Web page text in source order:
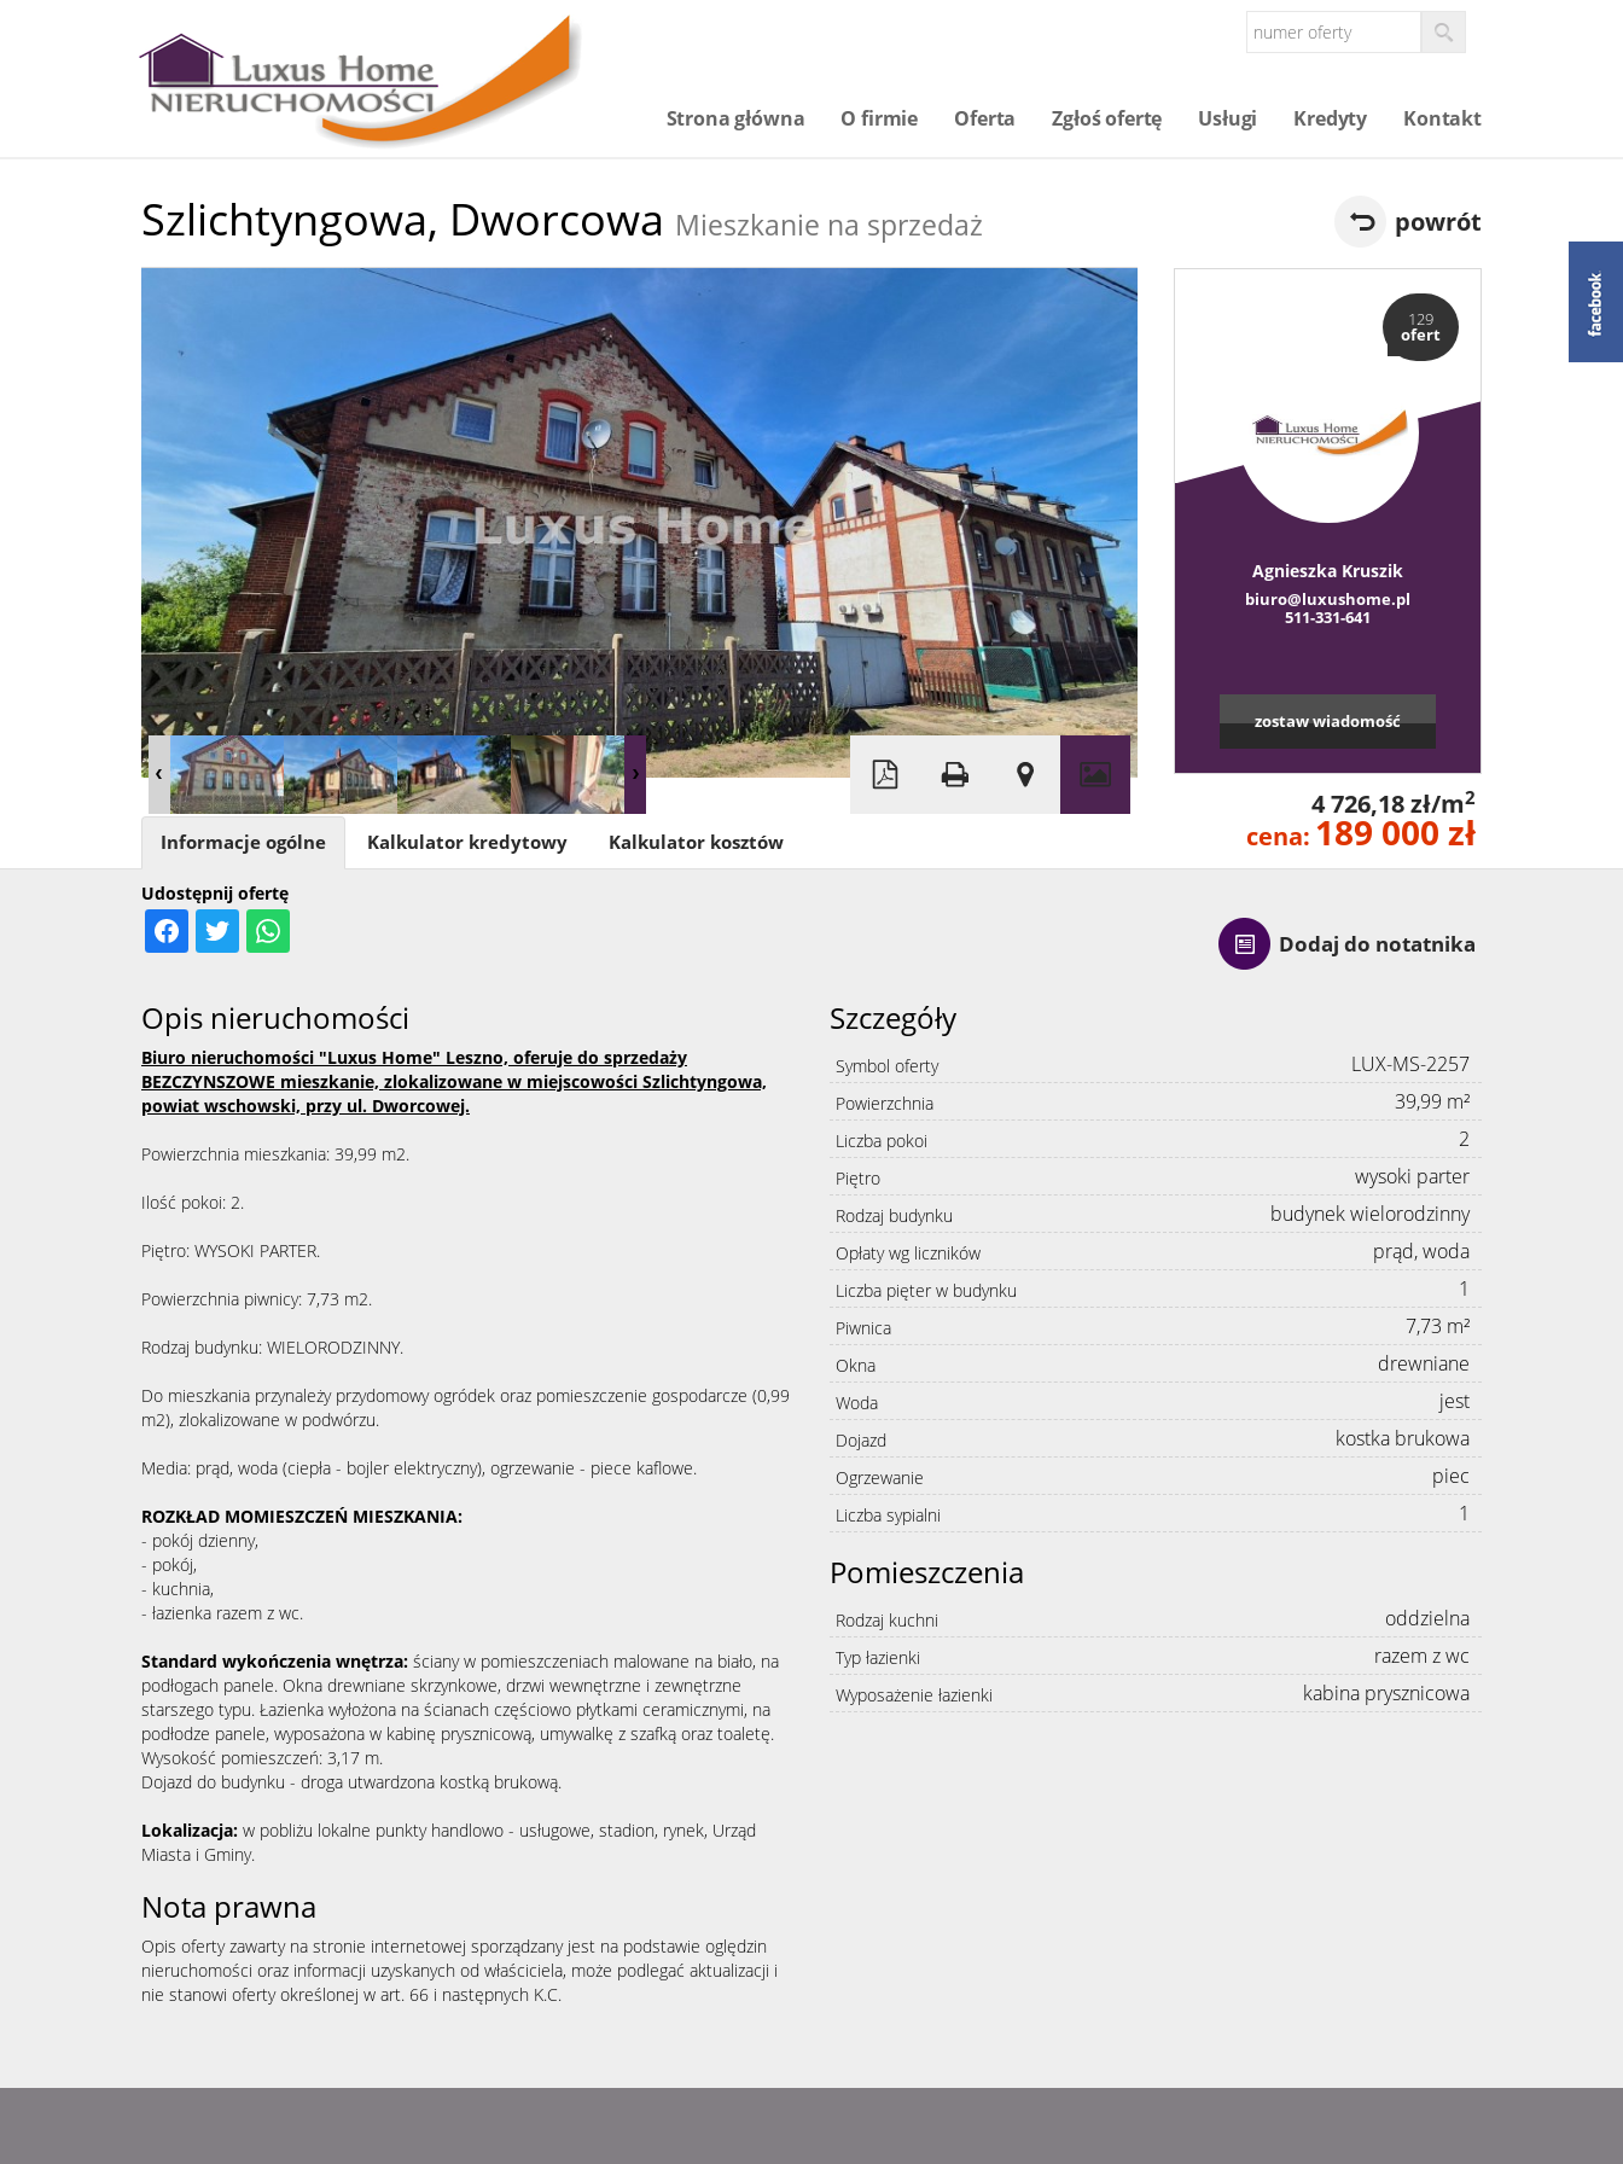
Strona główna O firmie Oferta Zgłoś ofertę Usługi Kredyty Kontakt
Szlichtyngowa, Dworcowa Mieszkanie na sprzedaż powrót
129
ofert
Agnieszka Kruszik
biuro@luxushome.pl
511-331-641
zostaw wiadomość
4 726,18 zł/m2
cena: 189 000 zł
Dodaj do notatnika
Udostępnij ofertę
Informacje ogólne Kalkulator kredytowy Kalkulator kosztów
Opis nieruchomości
Biuro nieruchomości "Luxus Home" Leszno, oferuje do sprzedaży
BEZCZYNSZOWE mieszkanie, zlokalizowane w miejscowości Szlichtyngowa,
powiat wschowski, przy ul. Dworcowej.
Powierzchnia mieszkania: 39,99 m2.
Ilość pokoi: 2.
Piętro: WYSOKI PARTER.
Powierzchnia piwnicy: 7,73 m2.
Rodzaj budynku: WIELORODZINNY.
Do mieszkania przynależy przydomowy ogródek oraz pomieszczenie gospodarcze (0,99
m2), zlokalizowane w podwórzu.
Media: prąd, woda (ciepła - bojler elektryczny), ogrzewanie - piece kaflowe.
ROZKŁAD MOMIESZCZEŃ MIESZKANIA:
- pokój dzienny,
- pokój,
- kuchnia,
- łazienka razem z wc.
Standard wykończenia wnętrza: ściany w pomieszczeniach malowane na biało, na
podłogach panele. Okna drewniane skrzynkowe, drzwi wewnętrzne i zewnętrzne
starszego typu. Łazienka wyłożona na ścianach częściowo płytkami ceramicznymi, na
podłodze panele, wyposażona w kabinę prysznicową, umywalkę z szafką oraz toaletę.
Wysokość pomieszczeń: 3,17 m.
Dojazd do budynku - droga utwardzona kostką brukową.
Lokalizacja: w pobliżu lokalne punkty handlowo - usługowe, stadion, rynek, Urząd
Miasta i Gminy.
Nota prawna
Opis oferty zawarty na stronie internetowej sporządzany jest na podstawie oględzin
nieruchomości oraz informacji uzyskanych od właściciela, może podlegać aktualizacji i
nie stanowi oferty określonej w art. 66 i następnych K.C.
Szczegóły
Symbol oferty LUX-MS-2257
Powierzchnia 39,99 m²
Liczba pokoi 2
Piętro wysoki parter
Rodzaj budynku budynek wielorodzinny
Opłaty wg liczników prąd, woda
Liczba pięter w budynku 1
Piwnica 7,73 m²
Okna drewniane
Woda jest
Dojazd kostka brukowa
Ogrzewanie piec
Liczba sypialni 1
Pomieszczenia
Rodzaj kuchni oddzielna
Typ łazienki razem z wc
Wyposażenie łazienki kabina prysznicowa